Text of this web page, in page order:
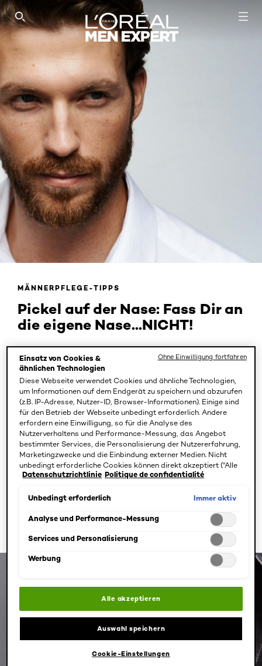
SEARCH THIS SITE
MÄNNERPFLEGE-TIPPS
Pickel auf der Nase: Fass Dir an
die eigene Nase...NICHT!
Mittelpunkt und leuchten dazu gerne noch in Rot. Pickel
auf der Nase sind einfach besonders ärgerlich. Und
schmerzhaft. Die Haut auf der Nase ist besonders
empfindlich. Also wie geht man Pickel auf der Nase am
besten an?
1. Ursachen für Pickel auf der Nase
Auf der Nase befinden sich viele Talgdrüsen. Deswegen
Laufe des Tages oft an die Nase, gelangen so Bakterien,
Keime und Schmutz auf die Haut: Pickel entstehen. Bei
Rauchern treten Mitesser und Pickel noch häufiger auf.
Einsatz von Cookies &
ähnlichen Technologien
Diese Webseite verwendet Cookies und ähnliche Technologien,
um Informationen auf dem Endgerät zu speichern und abzurufen
(z.B. IP-Adresse, Nutzer-ID, Browser-Informationen). Einige sind
für den Betrieb der Webseite unbedingt erforderlich. Andere
erfordern eine Einwilligung, so für die Analyse des
Nutzerverhaltens und Performance-Messung, das Angebot
bestimmter Services, die Personalisierung der Nutzererfahrung,
Marketingzwecke und die Einbindung externer Medien. Nicht
unbedingt erforderliche Cookies können direkt akzeptiert ("Alle
akzeptieren") oder abgelehnt ("Ohne Einwilligung fortfahren")
ebenfalls möglich und speicherbar ("Auswahl speichern"). Die
angepasst werden. Für weitere Informationen s. unsere
Datenschutzrichtlinie Politique de confidentialité
Unbedingt erforderlich Immer aktiv
Analyse und Performance-Messung
Services und Personalisierung
Werbung
Alle akzeptieren
Auswahl speichern
Cookie-Einstellungen
Ohne Einwilligung fortfahren